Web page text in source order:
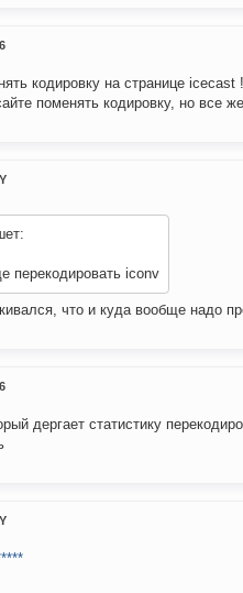
кодировку на странице icecast
поменять кодировку, но все
перекодировать iconv
что и куда вообще надо
дергает статистику